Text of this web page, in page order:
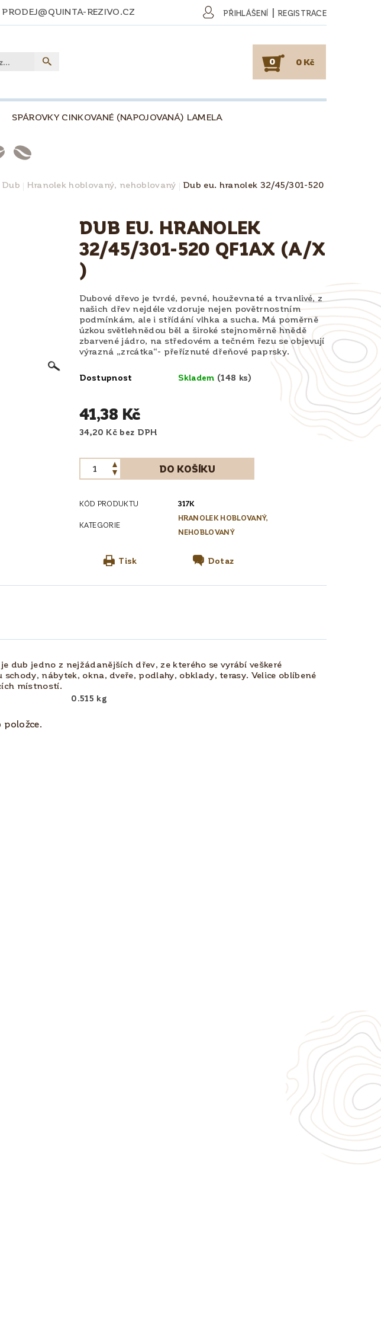
PRODEJ@QUINTA-REZIVO.CZ PŘIHLÁŠENÍ | REGISTRACE
0 0 Kč
SPÁROVKY CINKOVANÉ (NAPOJOVANÁ) LAMELA
Dub Hranolek hoblovaný, nehoblovaný
Dub eu. hranolek 32/45/301-520
DUB EU. HRANOLEK
32/45/301-520 QF1AX (A/X
)
Dubové dřevo je tvrdé, pevné, houževnaté a trvanlivé, z
našich dřev nejdéle vzdoruje nejen povětrnostním
podmínkám, ale i střídání vlhka a sucha. Má poměrně
úzkou světlehnědou běl a široké stejnoměrně hnědě
zbarvené jádro, na středovém a tečném řezu se objevují
výrazná „zrcátka“- přeříznuté dřeňové paprsky.
Dostupnost Skladem (148 ks)
41,38 Kč
34,20 Kč bez DPH
KÓD PRODUKTU 317K
KATEGORIE
HRANOLEK HOBLOVANÝ,
NEHOBLOVANÝ
Tisk Dotaz
dub jedno z nejžádanějších dřev, ze kterého se vyrábí veškeré
nábytek, okna, dveře, podlahy, obklady, terasy. Velice oblíbené
místností.
0.515 kg
položce.